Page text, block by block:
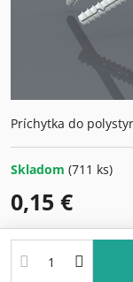
Príchytka do
Skladom (711 ks)
0,15 €